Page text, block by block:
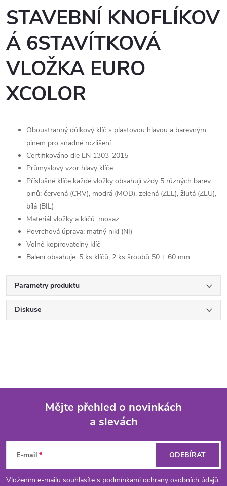
STAVEBNÍ KNOFLÍKOV
Á 6STAVÍTKOVÁ
VLOŽKA EURO
XCOLOR
Oboustranný důlkový klíč s plastovou hlavou a barevným
pinem pro snadné rozlišení
Certifikováno dle EN 1303-2015
Průmyslový vzor hlavy klíče
Příslušné klíče každé vložky obsahují vždy 5 různých barev
pinů: červená (CRV), modrá (MOD), zelená (ZEL), žlutá (ZLU),
bílá (BIL)
Materiál vložky a klíčů: mosaz
Povrchová úprava: matný nikl (NI)
Volně kopírovatelný klíč
Balení obsahuje: 5 ks klíčů, 2 ks šroubů 50 + 60 mm
Parametry produktu
Diskuse
Mějte přehled o novinkách
a slevách
E-mail
Vložením e-mailu souhlasíte s podmínkami ochrany osobních údajů
ODEBÍRAT